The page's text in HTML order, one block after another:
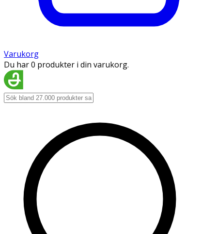
Varukorg
Du har 0 produkter i din varukorg.